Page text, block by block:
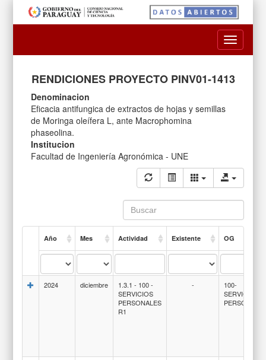
Toggle
RENDICIONES PROYECTO PINV01-1413
Denominacion
Eficacia antifungica de extractos de hojas y semillas
de Moringa oleífera L, ante Macrophomina
phaseolina.
Institucion
Facultad de Ingeniería Agronómica - UNE
Año Mes Actividad Existente OG
2024 diciembre
1.3.1 - 100 -
SERVICIOS
PERSONALES
R1
-
100-
SERVICIOS